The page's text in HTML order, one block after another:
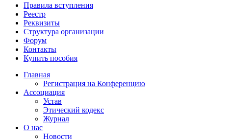
Правила вступления
Реестр
Реквизиты
Структура организации
Форум
Контакты
Купить пособия
Главная
Регистрация на Конференцию
Ассоциация
Устав
Этический кодекс
Журнал
О нас
Новости